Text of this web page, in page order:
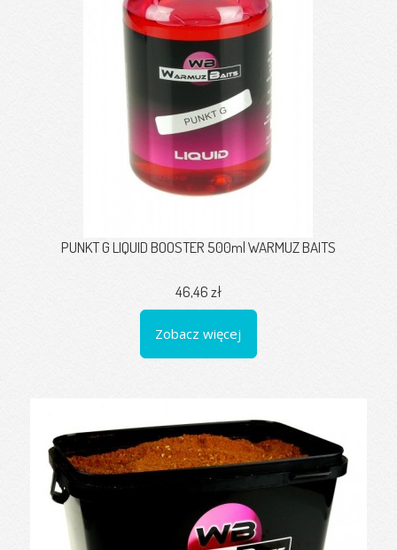
PUNKT G LIQUID BOOSTER 500ml WARMUZ BAITS
46,46 zł
Zobacz więcej